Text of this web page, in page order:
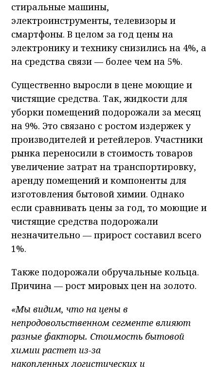
стиральные машины,
электроинструменты, телевизоры и
смартфоны. В целом за год цены на
электронику и технику снизились на 4%, а
на средства связи — более чем на 5%.
Существенно выросли в цене моющие и
чистящие средства. Так, жидкости для
уборки помещений подорожали за месяц
на 9%. Это связано с ростом издержек у
производителей и ретейлеров. Участники
рынка переносили в стоимость товаров
увеличение затрат на транспортировку,
аренду помещений и компоненты для
изготовления бытовой химии. Однако
если сравнивать цены за год, то моющие и
чистящие средства подорожали
незначительно — прирост составил всего
1%.
Также подорожали обручальные кольца.
Причина — рост мировых цен на золото.
«Мы видим, что на цены в
непродовольственном сегменте влияют
разные факторы. Стоимость бытовой
химии растет из-за
накопленных логистических и